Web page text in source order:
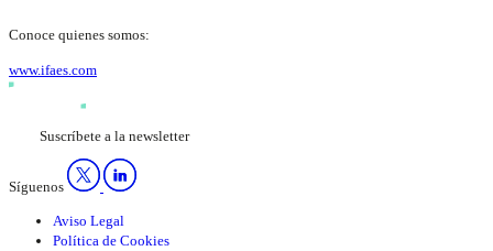
Conoce quienes somos:
www.ifaes.com
Suscríbete a la newsletter
Síguenos
Aviso Legal
Política de Cookies